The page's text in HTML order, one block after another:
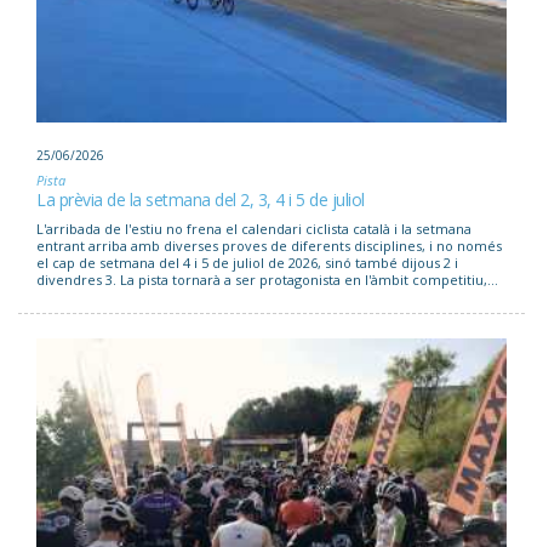
25/06/2026
Pista
La prèvia de la setmana del 2, 3, 4 i 5 de juliol
L'arribada de l'estiu no frena el calendari ciclista català i la setmana
entrant arriba amb diverses proves de diferents disciplines, i no només
el cap de setmana del 4 i 5 de juliol de 2026, sinó també dijous 2 i
divendres 3. La pista tornarà a ser protagonista en l'àmbit competitiu,...